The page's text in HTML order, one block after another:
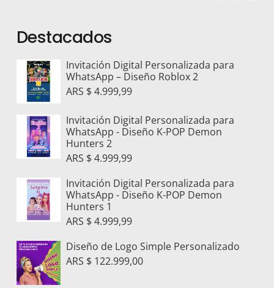
Destacados
Invitación Digital Personalizada para
WhatsApp – Diseño Roblox 2
ARS $4.999,99
Invitación Digital Personalizada para
WhatsApp - Diseño K-POP Demon
Hunters 2
ARS $4.999,99
Invitación Digital Personalizada para
WhatsApp - Diseño K-POP Demon
Hunters 1
ARS $4.999,99
Diseño de Logo Simple Personalizado
ARS $ 122.999,00